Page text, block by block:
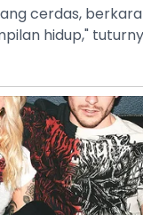
cerdas,
hidup,"